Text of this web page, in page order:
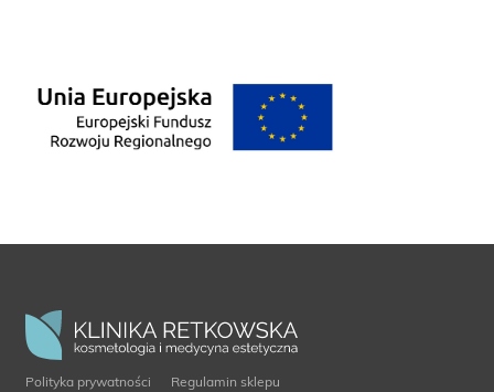
Polityka prywatności Regulamin sklepu